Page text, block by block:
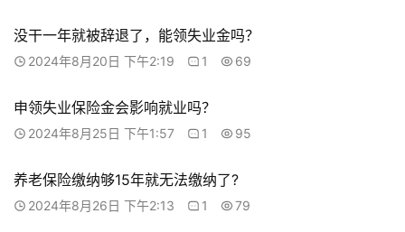
没干一年就被辞退了，能领失业金吗？
2024年8月20日 下午2:19 1 69
申领失业保险金会影响就业吗？
2024年8月25日 下午1:57 1 95
养老保险缴纳够15年就无法缴纳了?
2024年8月26日 下午2:13 1 79